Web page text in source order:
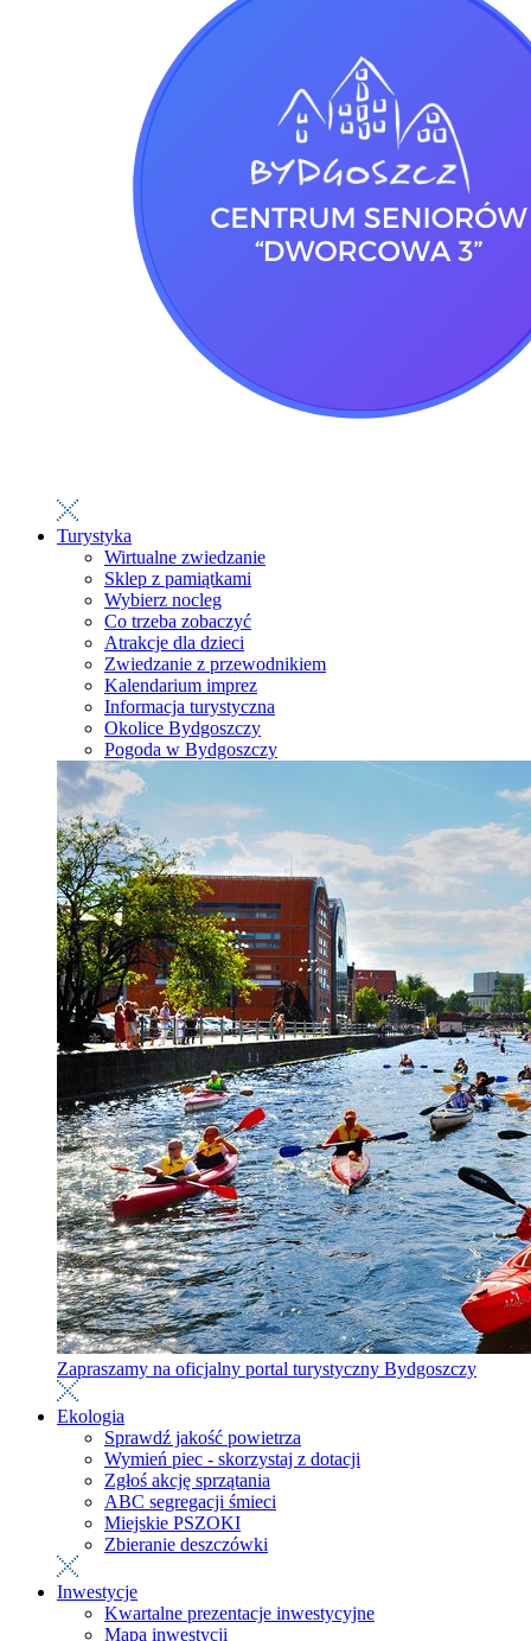
Turystyka
Wirtualne zwiedzanie
Sklep z pamiątkami
Wybierz nocleg
Co trzeba zobaczyć
Atrakcje dla dzieci
Zwiedzanie z przewodnikiem
Kalendarium imprez
Informacja turystyczna
Okolice Bydgoszczy
Pogoda w Bydgoszczy
Zapraszamy na oficjalny portal turystyczny Bydgoszczy
Ekologia
Sprawdź jakość powietrza
Wymień piec - skorzystaj z dotacji
Zgłoś akcję sprzątania
ABC segregacji śmieci
Miejskie PSZOKI
Zbieranie deszczówki
Inwestycje
Kwartalne prezentacje inwestycyjne
Mapa inwestycji